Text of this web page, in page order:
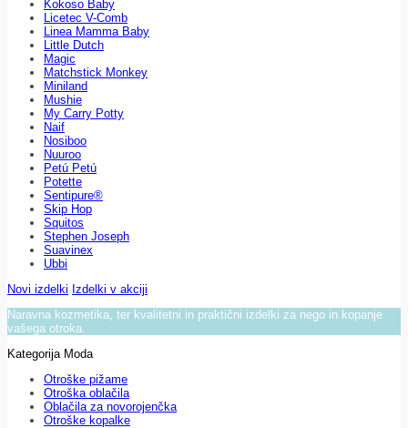
Kokoso Baby
Licetec V-Comb
Linea Mamma Baby
Little Dutch
Magic
Matchstick Monkey
Miniland
Mushie
My Carry Potty
Naif
Nosiboo
Nuuroo
Petú Petú
Potette
Sentipure®
Skip Hop
Squitos
Stephen Joseph
Suavinex
Ubbi
Novi izdelki Izdelki v akciji
Naravna kozmetika, ter kvalitetni in praktični izdelki za nego in kopanje
vašega otroka.
Kategorija Moda
Otroške pižame
Otroška oblačila
Oblačila za novorojenčka
Otroške kopalke